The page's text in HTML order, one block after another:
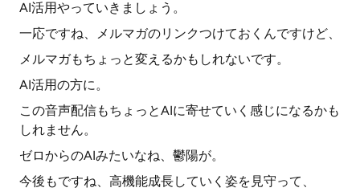
AI活用やっていきましょう。
一応ですね、メルマガのリンクつけておくんですけど、
メルマガもちょっと変えるかもしれないです。
AI活用の方に。
この音声配信もちょっとAIに寄せていく感じになるかも
しれません。
ゼロからのAIみたいなね、鬱陽が。
今後もですね、高機能成長していく姿を見守って、